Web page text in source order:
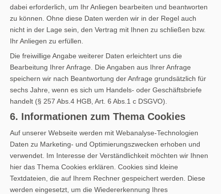
dabei erforderlich, um Ihr Anliegen bearbeiten und beantworten
zu können. Ohne diese Daten werden wir in der Regel auch
nicht in der Lage sein, den Vertrag mit Ihnen zu schließen bzw.
Ihr Anliegen zu erfüllen.
Die freiwillige Angabe weiterer Daten erleichtert uns die
Bearbeitung Ihrer Anfrage. Die Angaben aus Ihrer Anfrage
speichern wir nach Beantwortung der Anfrage grundsätzlich für
sechs Jahre, wenn es sich um Handels- oder Geschäftsbriefe
handelt (§ 257 Abs.4 HGB, Art. 6 Abs.1 c DSGVO).
6. Informationen zum Thema Cookies
Auf unserer Webseite werden mit Webanalyse-Technologien
Daten zu Marketing- und Optimierungszwecken erhoben und
verwendet. Im Interesse der Verständlichkeit möchten wir Ihnen
hier das Thema Cookies erklären. Cookies sind kleine
Textdateien, die auf Ihrem Rechner gespeichert werden. Diese
werden eingesetzt, um die Wiedererkennung Ihres